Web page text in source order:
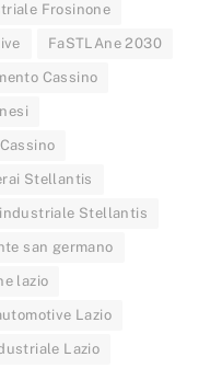
Frosinone
FaSTLAne 2030
Cassino
Stellantis
Stellantis
san germano
lazio
Lazio
Lazio